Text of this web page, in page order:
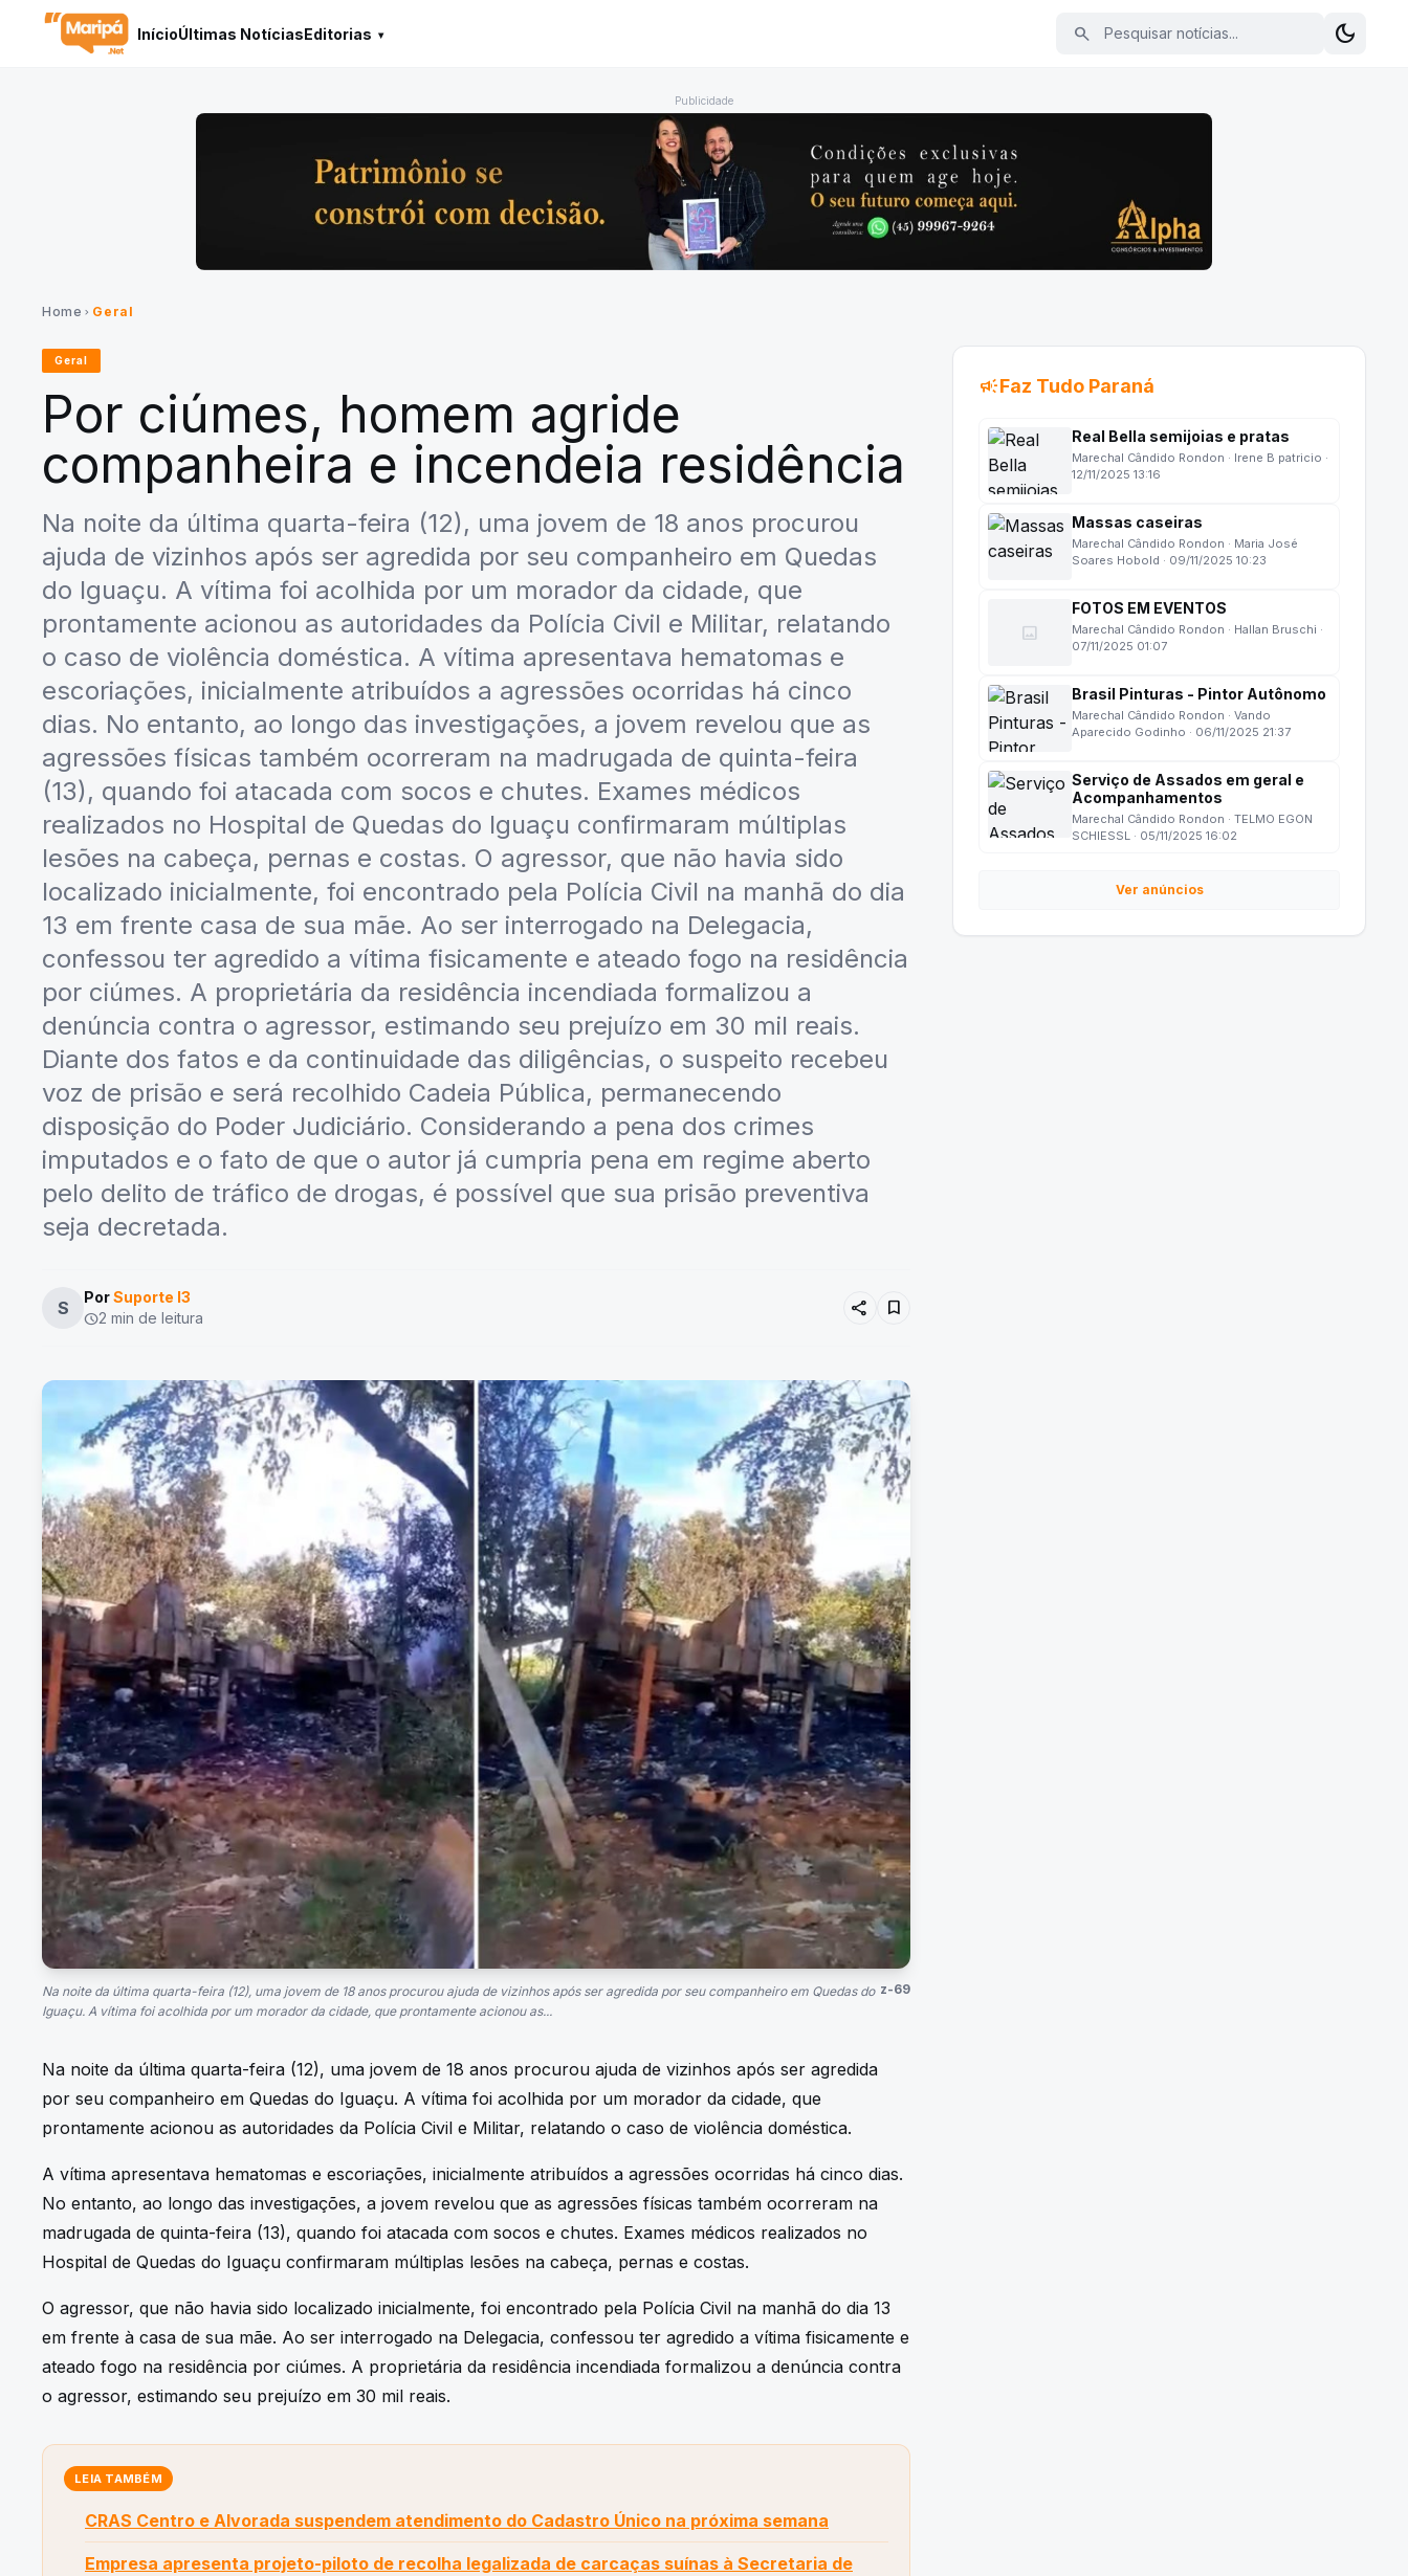
InícioÚltimas NotíciasEditorias Pesquisar notícias
search dark_mode
Publicidade
Home chevron_right Geral
Geral
Por ciúmes, homem agride
companheira e incendeia residência
Na noite da última quarta-feira (12), uma jovem de 18 anos procurou
ajuda de vizinhos após ser agredida por seu companheiro em Quedas
do Iguaçu. A vítima foi acolhida por um morador da cidade, que
prontamente acionou as autoridades da Polícia Civil e Militar, relatando
o caso de violência doméstica. A vítima apresentava hematomas e
escoriações, inicialmente atribuídos a agressões ocorridas há cinco
dias. No entanto, ao longo das investigações, a jovem revelou que as
agressões físicas também ocorreram na madrugada de quinta-feira
(13), quando foi atacada com socos e chutes. Exames médicos
realizados no Hospital de Quedas do Iguaçu confirmaram múltiplas
lesões na cabeça, pernas e costas. O agressor, que não havia sido
localizado inicialmente, foi encontrado pela Polícia Civil na manhã do dia
13 em frente casa de sua mãe. Ao ser interrogado na Delegacia,
confessou ter agredido a vítima fisicamente e ateado fogo na residência
por ciúmes. A proprietária da residência incendiada formalizou a
denúncia contra o agressor, estimando seu prejuízo em 30 mil reais.
Diante dos fatos e da continuidade das diligências, o suspeito recebeu
voz de prisão e será recolhido Cadeia Pública, permanecendo
disposição do Poder Judiciário. Considerando a pena dos crimes
imputados e o fato de que o autor já cumpria pena em regime aberto
pelo delito de tráfico de drogas, é possível que sua prisão preventiva
seja decretada.
S
PorSuporte I3
schedule2 min de leitura share bookmark
Na noite da última quarta-feira (12), uma jovem de 18 anos procurou ajuda de vizinhos após ser agredida por seu companheiro em Quedas do
Iguaçu. A vítima foi acolhida por um morador da cidade, que prontamente acionou as...
z-69
Na noite da última quarta-feira (12), uma jovem de 18 anos procurou ajuda de vizinhos após ser agredida
por seu companheiro em Quedas do Iguaçu. A vítima foi acolhida por um morador da cidade, que
prontamente acionou as autoridades da Polícia Civil e Militar, relatando o caso de violência doméstica.
A vítima apresentava hematomas e escoriações, inicialmente atribuídos a agressões ocorridas há cinco dias.
No entanto, ao longo das investigações, a jovem revelou que as agressões físicas também ocorreram na
madrugada de quinta-feira (13), quando foi atacada com socos e chutes. Exames médicos realizados no
Hospital de Quedas do Iguaçu confirmaram múltiplas lesões na cabeça, pernas e costas.
O agressor, que não havia sido localizado inicialmente, foi encontrado pela Polícia Civil na manhã do dia 13
em frente à casa de sua mãe. Ao ser interrogado na Delegacia, confessou ter agredido a vítima fisicamente e
ateado fogo na residência por ciúmes. A proprietária da residência incendiada formalizou a denúncia contra
o agressor, estimando seu prejuízo em 30 mil reais.
LEIA TAMBÉM
CRAS Centro e Alvorada suspendem atendimento do Cadastro Único na próxima semana
Empresa apresenta projeto-piloto de recolha legalizada de carcaças suínas à Secretaria de
campaignFaz Tudo Paraná
Real Bella semijoias e pratas
Marechal Cândido Rondon · Irene B patricio ·
12/11/2025 13:16
Massas caseiras
Marechal Cândido Rondon · Maria José
Soares Hobold · 09/11/2025 10:23
image
FOTOS EM EVENTOS
Marechal Cândido Rondon · Hallan Bruschi ·
07/11/2025 01:07
Brasil Pinturas - Pintor Autônomo
Marechal Cândido Rondon · Vando
Aparecido Godinho · 06/11/2025 21:37
Serviço de Assados em geral e
Acompanhamentos
Marechal Cândido Rondon · TELMO EGON
SCHIESSL · 05/11/2025 16:02
Ver anúncios